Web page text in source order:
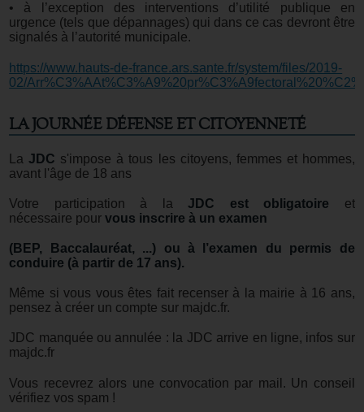
• à l’exception des interventions d’utilité publique en
urgence (tels que dépannages) qui dans ce cas devront être
signalés à l’autorité municipale.
https://www.hauts-de-france.ars.sante.fr/system/files/2019-
02/
LA JOURNÉE DÉFENSE ET CITOYENNETÉ
La JDC s'impose à tous les citoyens, femmes et hommes,
avant l'âge de 18 ans
Votre participation à la JDC est obligatoire et
nécessaire pour vous inscrire à un examen
(BEP, Baccalauréat, ...) ou à l’examen du permis de
conduire (à partir de 17 ans).
Même si vous vous êtes fait recenser à la mairie à 16 ans,
pensez à créer un compte sur majdc.fr.
JDC manquée ou annulée : la JDC arrive en ligne, infos sur
majdc.fr
Vous recevrez alors une convocation par mail. Un conseil
vérifiez vos spam !